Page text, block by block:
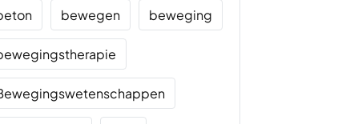
bewegen beweging